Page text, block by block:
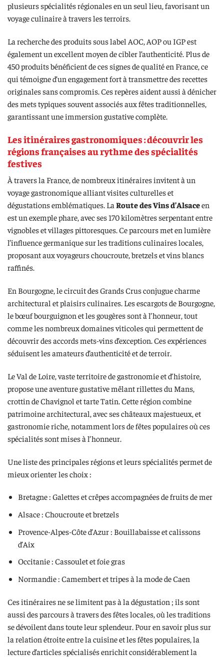
plusieurs spécialités régionales en un seul lieu, favorisant un
voyage culinaire à travers les terroirs.
La recherche des produits sous label AOC, AOP ou IGP est
également un excellent moyen de cibler l’authenticité. Plus de
450 produits bénéficient de ces signes de qualité en France, ce
qui témoigne d’un engagement fort à transmettre des recettes
originales sans compromis. Ces repères aident aussi à dénicher
des mets typiques souvent associés aux fêtes traditionnelles,
garantissant une immersion gustative complète.
Les itinéraires gastronomiques : découvrir les
régions françaises au rythme des spécialités
festives
À travers la France, de nombreux itinéraires invitent à un
voyage gastronomique alliant visites culturelles et
dégustations emblématiques. La Route des Vins d’Alsaceen
est un exemple phare, avec ses 170 kilomètres serpentant entre
vignobles et villages pittoresques. Ce parcours met en lumière
l’influence germanique sur les traditions culinaires locales,
proposant aux voyageurs choucroute, bretzels et vins blancs
raffinés.
En Bourgogne, le circuit des Grands Crus conjugue charme
architectural et plaisirs culinaires. Les escargots de Bourgogne,
le bœuf bourguignon et les gougères sont à l’honneur, tout
comme les nombreux domaines viticoles qui permettent de
découvrir des accords mets-vins d’exception. Ces expériences
séduisent les amateurs d’authenticité et de terroir.
Le Val de Loire, vaste territoire de gastronomie et d’histoire,
propose une aventure gustative mêlant rillettes du Mans,
crottin de Chavignol et tarte Tatin. Cette région combine
patrimoine architectural, avec ses châteaux majestueux, et
gastronomie riche, notamment lors de fêtes populaires où ces
spécialités sont mises à l’honneur.
Une liste des principales régions et leurs spécialités permet de
mieux orienter les choix :
Bretagne : Galettes et crêpes accompagnées de fruits de mer
Alsace : Choucroute et bretzels
Provence-Alpes-Côte d’Azur : Bouillabaisse et calissons
d’Aix
Occitanie : Cassoulet et foie gras
Normandie : Camembert et tripes à la mode de Caen
Ces itinéraires ne se limitent pas à la dégustation ; ils sont
aussi des parcours à travers des fêtes locales, où les traditions
se dévoilent dans toute leur splendeur. Pour en savoir plus sur
la relation étroite entre la cuisine et les fêtes populaires, la
lecture d’articles spécialisés enrichit considérablement la